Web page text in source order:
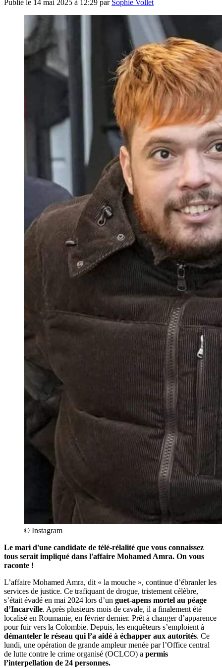
Publié le 14 mai 2025 à 12:29 par Sophie Vollet
© Instagram
Le mari d'une candidate de télé-rélalité que vous connaissez
tous serait impliqué dans l'affaire Mohamed Amra. On vous
raconte !
L’affaire Mohamed Amra, dit « la mouche », continue d’ébranler les
services de justice. Ce trafiquant de drogue, tristement célèbre,
s’était évadé en mai 2024 lors d’un guet-apens mortel au péage
d’Incarville. Après plusieurs mois de cavale, il a finalement été
localisé en Roumanie, en février dernier. Prêt à changer d’apparence
pour fuir vers la Colombie. Depuis, les enquêteurs s’emploient à
démanteler le réseau qui l’a aidé à échapper aux autorités. Ce
lundi, une opération de grande ampleur menée par l’Office central
de lutte contre le crime organisé (OCLCO) a permis
l’interpellation de 24 personnes.